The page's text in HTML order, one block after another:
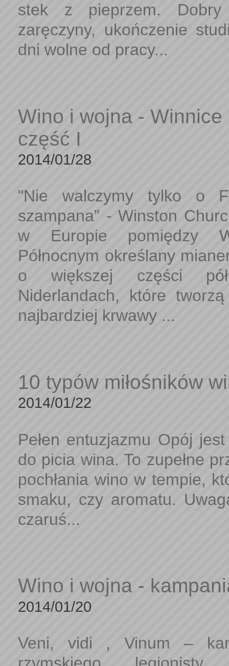
stek z pieprzem. Dobry
zaręczyny, ukończenie
dni wolne od pracy...
Wino i wojna - Winnice
część I
2014/01/28
"Nie walczymy tylko o
szampana” - Winston
w Europie pomiędzy
Północnym określany
o większej części
Niderlandach, które
najbardziej krwawy ...
10 typów miłośników
2014/01/22
Pełen entuzjazmu Opój
do picia wina. To zupełne
pochłania wino w tempie,
smaku, czy aromatu.
czaruś...
Wino i wojna -
2014/01/20
Veni, vidi , Vinum –